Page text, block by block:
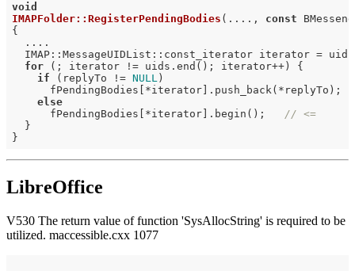
void
IMAPFolder::RegisterPendingBodies (...., const
{
  ....
IMAP::MessageUIDList::const_iterator iterator =
for (; iterator != uids.end(); iterator++) {
if (replyTo != NULL)
      fPendingBodies[*iterator].push_back(*replyTo);
else
      fPendingBodies[*iterator].begin();
// <=
  }
LibreOffice
V530 The return value of function 'SysAllocString' is required to be
utilized. maccessible.cxx 1077